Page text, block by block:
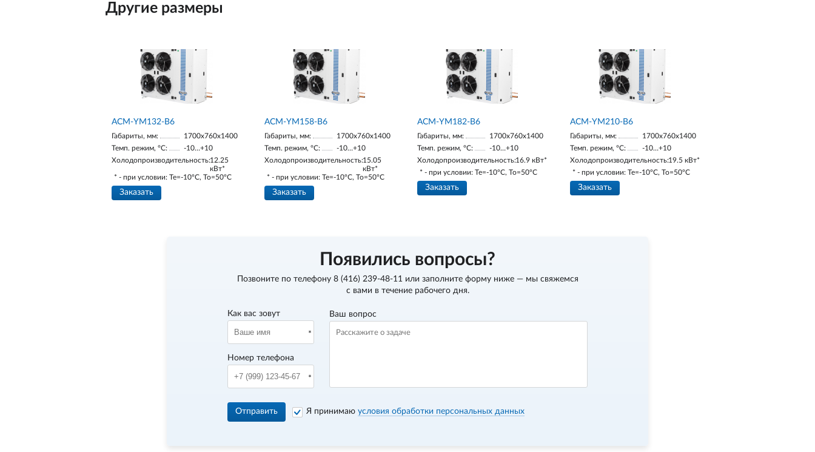
Другие размеры
АСМ-YM132-В6
Габариты, мм:
1700х760х1400
Темп. режим, °С:
-10…+10
Холодопроизводительность:12.25
кВт*
* - при условии: Te=-10ºC, To=50ºC
Заказать
АСМ-YM158-В6
Габариты, мм:
1700х760х1400
Темп. режим, °С:
-10…+10
Холодопроизводительность:15.05
кВт*
* - при условии: Te=-10ºC, To=50ºC
Заказать
АСМ-YM182-В6
Габариты, мм:
1700х760х1400
Темп. режим, °С:
-10…+10
Холодопроизводительность:16.9 кВт*
* - при условии: Te=-10ºC, To=50ºC
Заказать
АСМ-YM210-В6
Габариты, мм:
1700х760х1400
Темп. режим, °С:
-10…+10
Холодопроизводительность:19.5 кВт*
* - при условии: Te=-10ºC, To=50ºC
Заказать
Появились вопросы?
Позвоните по телефону 8 (416) 239-48-11или заполните форму ниже — мы свяжемся
с вами в течение рабочего дня.
Как вас зовут
Номер телефона
Ваш вопрос
Отправить Я принимаю условия обработки персональных данных